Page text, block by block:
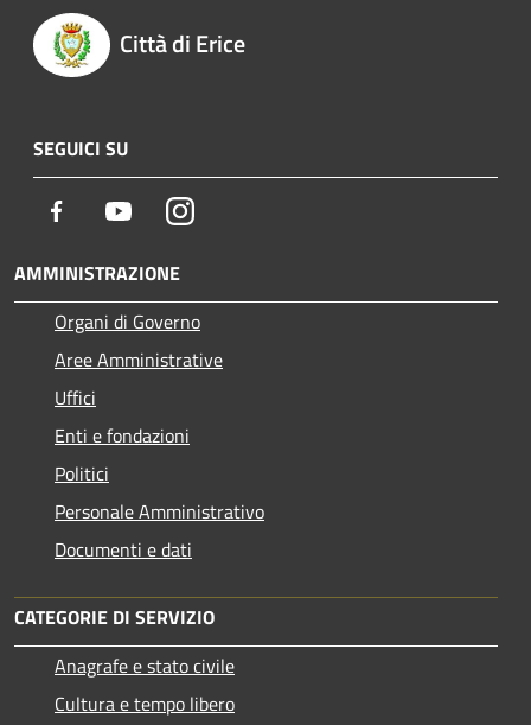
Città di Erice
SEGUICI SU
Facebook YoutubeInstagram
AMMINISTRAZIONE
Organi di Governo
Aree Amministrative
Uffici
Enti e fondazioni
Politici
Personale Amministrativo
Documenti e dati
CATEGORIE DI SERVIZIO
Anagrafe e stato civile
Cultura e tempo libero